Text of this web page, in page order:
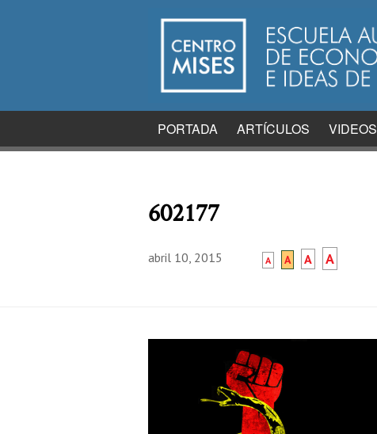
PORTADA ARTÍCULOS VIDEOS
602177
abril 10, 2015 A A A A